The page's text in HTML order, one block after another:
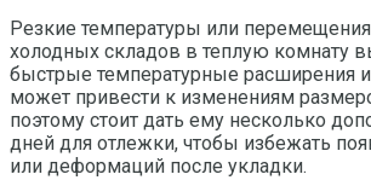
Резкие температуры или
холодных складов в теплую комнату
быстрые температурные расширения
может привести к изменениям
поэтому стоит дать ему несколько
дней для отлежки, чтобы избежать
или деформаций после укладки.